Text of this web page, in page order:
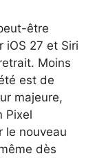
être
iOS 27 et Siri
Moins
est de
majeure,
Pixel
le nouveau
dès